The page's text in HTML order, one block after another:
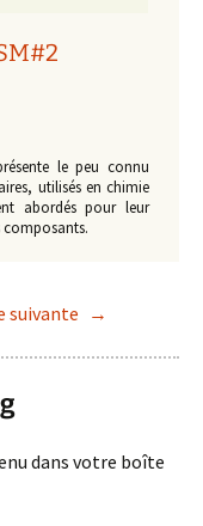
le peu connu
utilisés en chimie
abordés pour leur
composants.
suivante →
dans votre boîte